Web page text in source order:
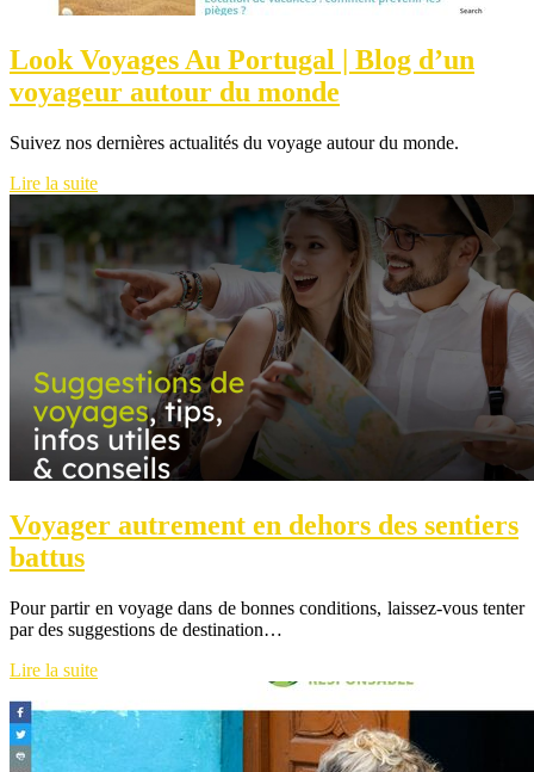
Look Voyages Au Portugal | Blog d’un
voyageur autour du monde
Suivez nos dernières actualités du voyage autour du monde.
Lire la suite
Voyager autrement en dehors des sentiers
battus
Pour partir en voyage dans de bonnes conditions, laissez-vous tenter
par des suggestions de destination…
Lire la suite